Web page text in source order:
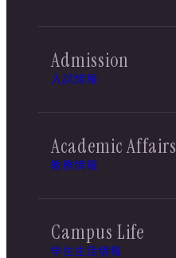
Admission
入試情報
Academic Affairs
教務情報
Campus Life
学生生活情報